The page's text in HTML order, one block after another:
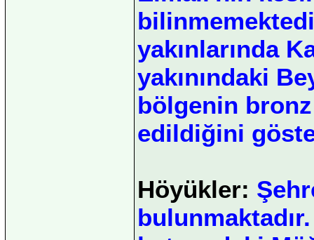
yakınlarında
yakınındaki
bölgenin
edildiğini
Höyükler: